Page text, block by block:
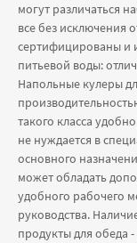
могут различаться
все без исключения
сертифицированы и
питьевой воды:
Напольные кулеры
такого класса
не нуждается в
основного
может обладать
удобного рабочего
руководства.
продукты для обеда